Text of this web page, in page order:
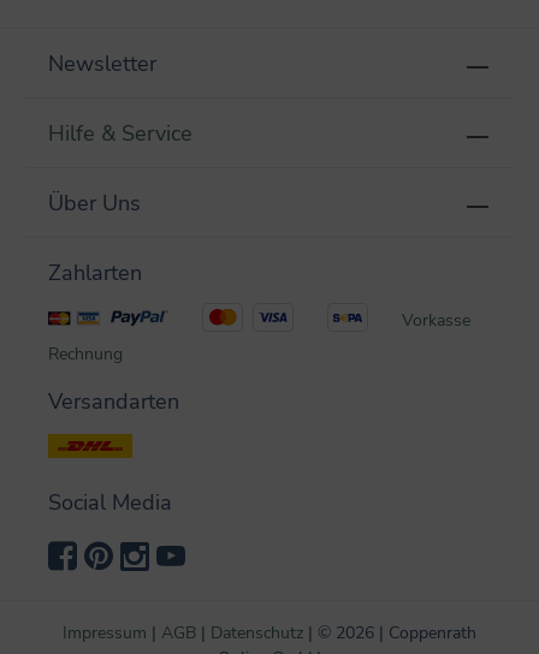
Newsletter
Hilfe & Service
Über Uns
Zahlarten
Vorkasse
Rechnung
Versandarten
Social Media
Impressum | AGB | Datenschutz | © 2026 | Coppenrath